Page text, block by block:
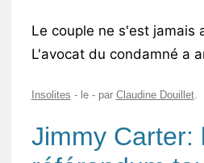
Le couple ne s'est jamais
L'avocat du condamné a
Insolites - le - par Claudine Douillet.
Jimmy Carter: